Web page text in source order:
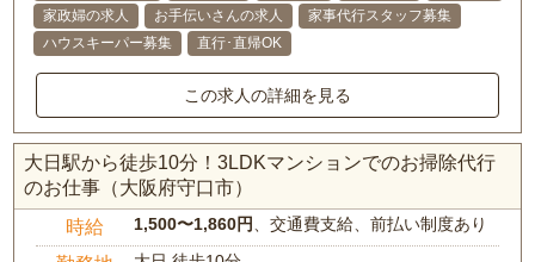
家政婦の求人
お手伝いさんの求人
家事代行スタッフ募集
ハウスキーパー募集
直行･直帰OK
この求人の詳細を見る
大日駅から徒歩10分！3LDKマンションでのお掃除代行
のお仕事（大阪府守口市）
時給 1,500〜1,860円 、交通費支給、前払い制度あり